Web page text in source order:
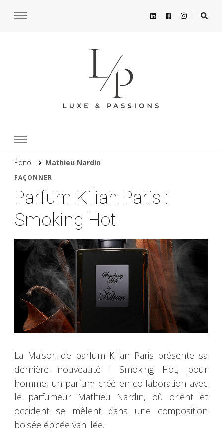
Édito Mathieu Nardin
FAÇONNER
Parfum Kilian Paris :
Smoking Hot
La Maison de parfum Kilian Paris présente sa
dernière nouveauté : Smoking Hot, pour
homme, un parfum créé en collaboration avec
le parfumeur Mathieu Nardin, où orient et
occident se mêlent dans une composition
boisée épicée vanillée.